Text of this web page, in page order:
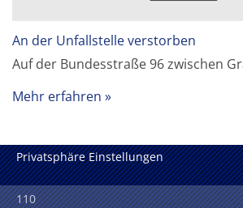
An der Unfallstelle verstorben
Auf der Bundesstraße 96 zwischen
Mehr erfahren
Privatsphäre Einstellungen
110